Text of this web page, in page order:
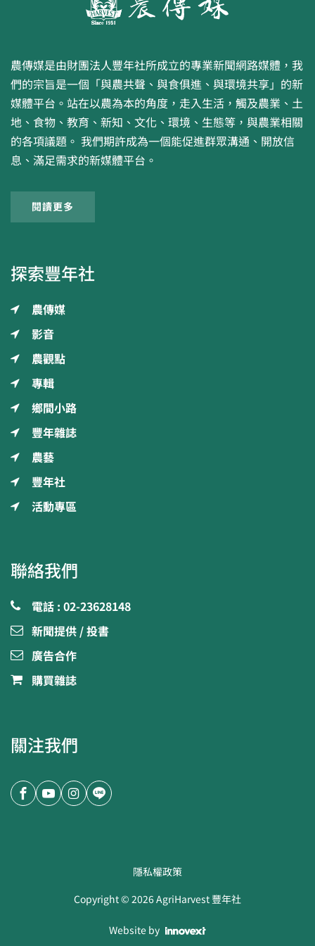
農傳媒是由財團法人豐年社所成立的專業新聞網路媒體，我
們的宗旨是一個「與農共聲、與食俱進、與環境共享」的新
媒體平台。站在以農為本的角度，走入生活，觸及農業、土
地、食物、教育、新知、文化、環境、生態等，與農業相關
的各項議題。 我們期許成為一個能促進群眾溝通、開放信
息、滿足需求的新媒體平台。
閱讀更多
探索豐年社
農傳媒
影音
農觀點
專輯
鄉間小路
豐年雜誌
農藝
豐年社
活動專區
聯絡我們
電話 : 02-23628148
新聞提供 / 投書
廣告合作
購買雜誌
關注我們
隱私權政策
Copyright ©2026AgriHarvest 豐年社
Website by